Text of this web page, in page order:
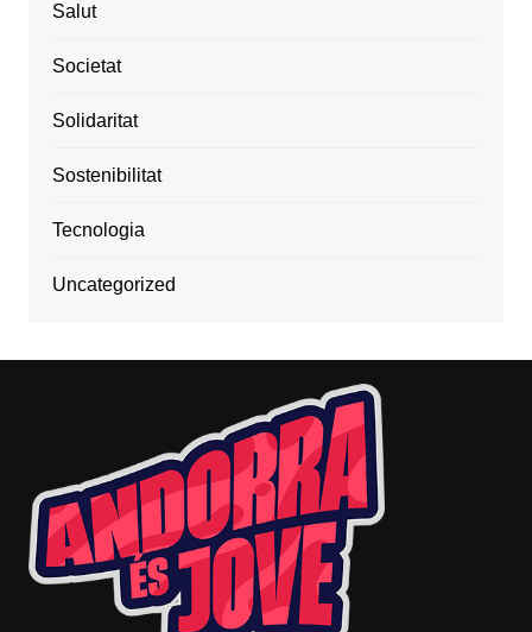
Salut
Societat
Solidaritat
Sostenibilitat
Tecnologia
Uncategorized